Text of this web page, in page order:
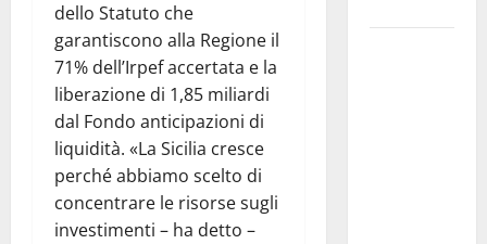
dello Statuto che
garantiscono alla Regione il
71% dell’Irpef accertata e la
liberazione di 1,85 miliardi
dal Fondo anticipazioni di
liquidità. «La Sicilia cresce
perché abbiamo scelto di
concentrare le risorse sugli
investimenti – ha detto –